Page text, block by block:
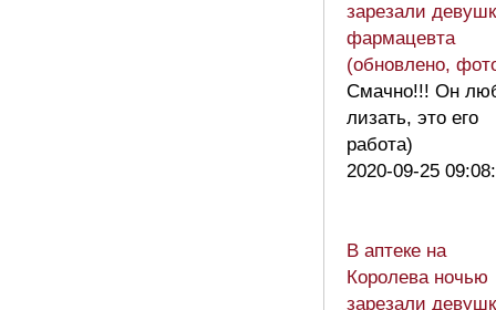
зарезали
фармацевта
(обновлено,
Смачно!!! Он
лизать, это его
работа)
2020-09-25
В аптеке на
Королева ночью
зарезали